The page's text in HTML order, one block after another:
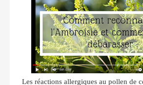
Les réactions allergiques au pollen de